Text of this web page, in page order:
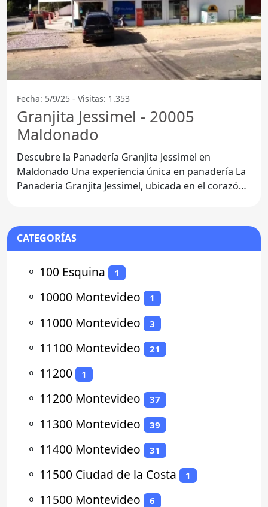
Fecha: 5/9/25 - Visitas: 1.353
Granjita Jessimel - 20005
Maldonado
Descubre la Panadería Granjita Jessimel en
Maldonado Una experiencia única en panadería La
Panadería Granjita Jessimel, ubicada en el corazón
CATEGORÍAS
⚬ 100 Esquina 1
⚬ 10000 Montevideo 1
⚬ 11000 Montevideo 3
⚬ 11100 Montevideo 21
⚬ 11200 1
⚬ 11200 Montevideo 37
⚬ 11300 Montevideo 39
⚬ 11400 Montevideo 31
⚬ 11500 Ciudad de la Costa 1
⚬ 11500 Montevideo 6